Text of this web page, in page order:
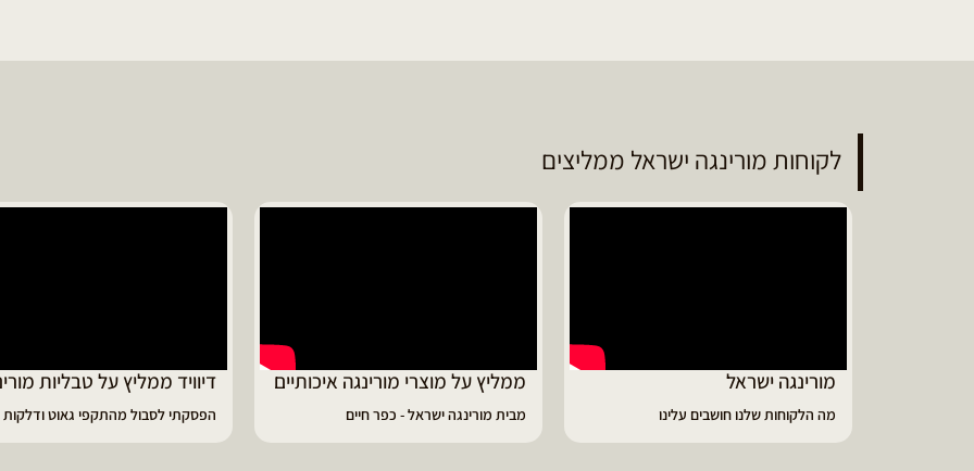
לקוחות מורינגה ישראל ממליצים
מורינגה ישראל
מה הלקוחות שלנו חושבים עלינו
ממליץ על מוצרי מורינגה איכותיים
מבית מורינגה ישראל - כפר חיים
דיוויד ממליץ על טבליות
הפסקתי לסבול מהתקפי גאוט ודלקות